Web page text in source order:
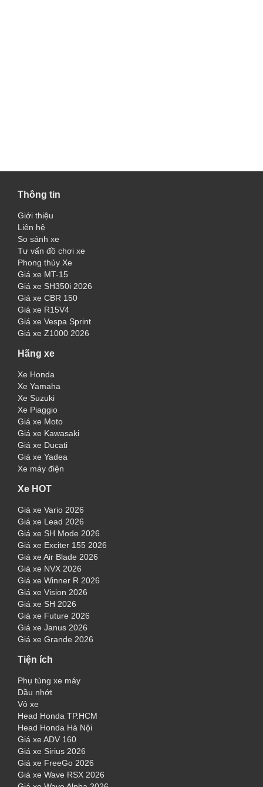
Thông tin
Giới thiệu
Liên hệ
So sánh xe
Tư vấn đồ chơi xe
Phong thủy Xe
Giá xe MT-15
Giá xe SH350i 2026
Giá xe CBR 150
Giá xe R15V4
Giá xe Vespa Sprint
Giá xe Z1000 2026
Hãng xe
Xe Honda
Xe Yamaha
Xe Suzuki
Xe Piaggio
Giá xe Moto
Giá xe Kawasaki
Giá xe Ducati
Giá xe Yadea
Xe máy điện
Xe HOT
Giá xe Vario 2026
Giá xe Lead 2026
Giá xe SH Mode 2026
Giá xe Exciter 155 2026
Giá xe Air Blade 2026
Giá xe NVX 2026
Giá xe Winner R 2026
Giá xe Vision 2026
Giá xe SH 2026
Giá xe Future 2026
Giá xe Janus 2026
Giá xe Grande 2026
Tiện ích
Phụ tùng xe máy
Dầu nhớt
Vỏ xe
Head Honda TP.HCM
Head Honda Hà Nội
Giá xe ADV 160
Giá xe Sirius 2026
Giá xe FreeGo 2026
Giá xe Wave RSX 2026